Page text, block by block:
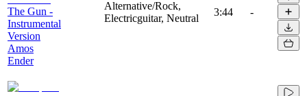
The Gun -
Instrumental
Version
Amos
Ender
Alternative/Rock,
Electricguitar, Neutral
3:44 -